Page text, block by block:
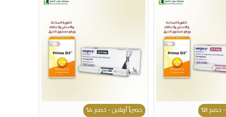
خصم 8% حصرياً أونلاين - خصم 4%